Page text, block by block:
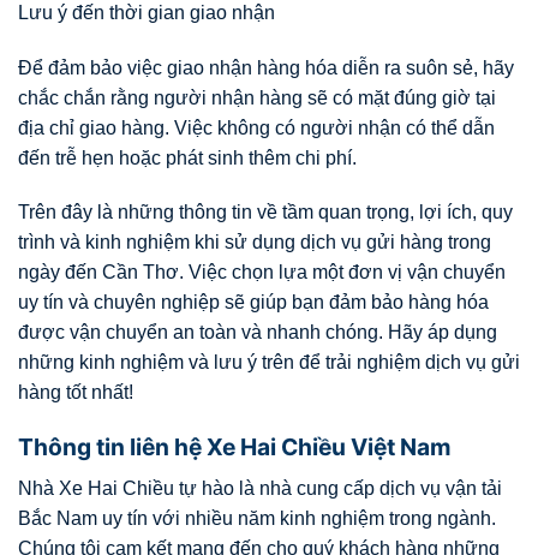
Lưu ý đến thời gian giao nhận
Để đảm bảo việc giao nhận hàng hóa diễn ra suôn sẻ, hãy
chắc chắn rằng người nhận hàng sẽ có mặt đúng giờ tại
địa chỉ giao hàng. Việc không có người nhận có thể dẫn
đến trễ hẹn hoặc phát sinh thêm chi phí.
Trên đây là những thông tin về tầm quan trọng, lợi ích, quy
trình và kinh nghiệm khi sử dụng dịch vụ gửi hàng trong
ngày đến Cần Thơ. Việc chọn lựa một đơn vị vận chuyển
uy tín và chuyên nghiệp sẽ giúp bạn đảm bảo hàng hóa
được vận chuyển an toàn và nhanh chóng. Hãy áp dụng
những kinh nghiệm và lưu ý trên để trải nghiệm dịch vụ gửi
hàng tốt nhất!
Thông tin liên hệ Xe Hai Chiều Việt Nam
Nhà Xe Hai Chiều tự hào là nhà cung cấp dịch vụ vận tải
Bắc Nam uy tín với nhiều năm kinh nghiệm trong ngành.
Chúng tôi cam kết mang đến cho quý khách hàng những